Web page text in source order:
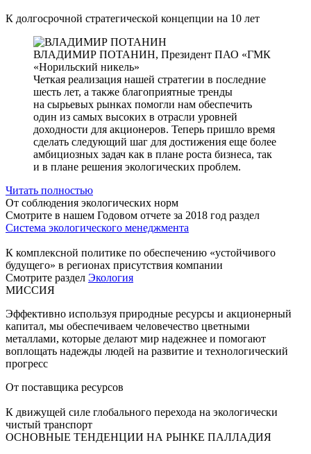
К долгосрочной стратегической концепции на 10 лет
ВЛАДИМИР ПОТАНИН, Президент ПАО «ГМК
«Норильский никель»
Четкая реализация нашей стратегии в последние
шесть лет, а также благоприятные тренды
на сырьевых рынках помогли нам обеспечить
один из самых высоких в отрасли уровней
доходности для акционеров. Теперь пришло время
сделать следующий шаг для достижения еще более
амбициозных задач как в плане роста бизнеса, так
и в плане решения экологических проблем.
Читать полностью
От соблюдения экологических норм
Смотрите в нашем Годовом отчете за 2018 год раздел
Система экологического менеджмента
К комплексной политике по обеспечению «устойчивого
будущего» в регионах присутствия компании
Смотрите раздел Экология
МИССИЯ
Эффективно используя природные ресурсы и акционерный
капитал, мы обеспечиваем человечество цветными
металлами, которые делают мир надежнее и помогают
воплощать надежды людей на развитие и технологический
прогресс
От поставщика ресурсов
К движущей силе глобального перехода на экологически
чистый транспорт
ОСНОВНЫЕ ТЕНДЕНЦИИ НА РЫНКЕ ПАЛЛАДИЯ